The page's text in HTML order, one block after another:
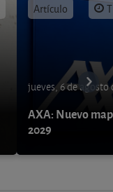
Artículo
jueves, 6 de agosto
AXA: Nuevo
2029